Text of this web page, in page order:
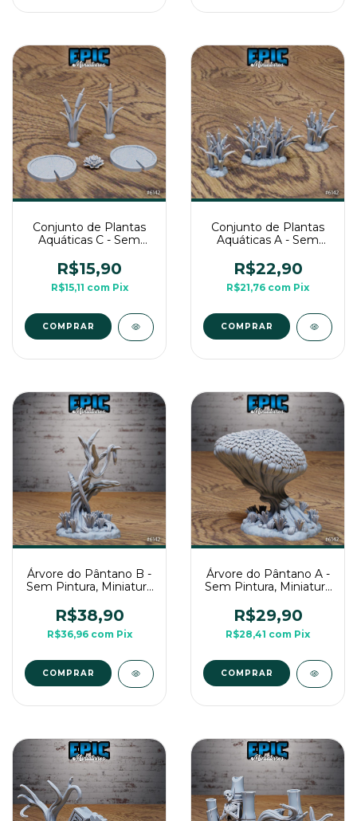
Conjunto de Plantas
Aquáticas C - Sem
Cenário Para RPG de
Mesa
R$15,90
R$15,11 com Pix
Conjunto de Plantas
Aquáticas A - Sem
Cenário Para RPG de
Mesa
R$22,90
R$21,76 com Pix
Árvore do Pântano B -
Sem Pintura, Miniatura
de Mesa
R$38,90
R$36,96 com Pix
Árvore do Pântano A -
Sem Pintura, Miniatura
de Mesa
R$29,90
R$28,41 com Pix